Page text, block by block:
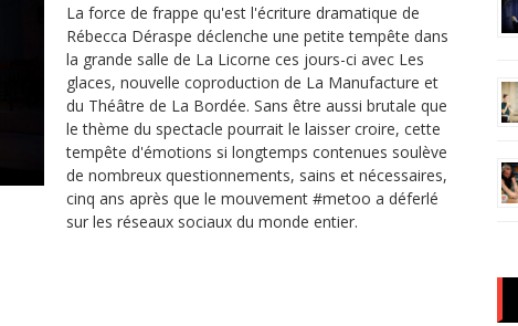
La force de frappe qu'est l'écriture dramatique de
Rébecca Déraspe déclenche une petite tempête dans
la grande salle de La Licorne ces jours-ci avec Les
glaces, nouvelle coproduction de La Manufacture et
du Théâtre de La Bordée. Sans être aussi brutale que
le thème du spectacle pourrait le laisser croire, cette
tempête d'émotions si longtemps contenues soulève
de nombreux questionnements, sains et nécessaires,
cinq ans après que le mouvement #metoo a déferlé
sur les réseaux sociaux du monde entier.